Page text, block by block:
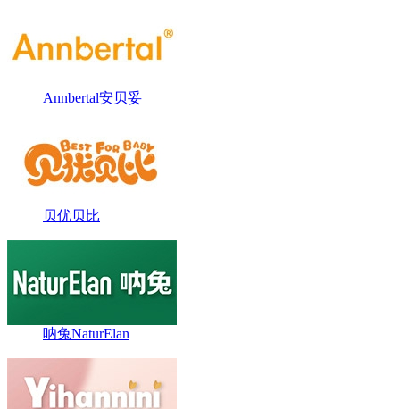
Annbertal安贝妥
贝优贝比
呐兔NaturElan